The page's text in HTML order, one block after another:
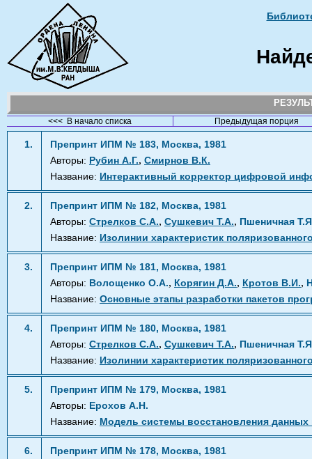
<<< В начало списка Предыдущая порция
1.
Препринт ИПМ № 183, Москва, 1981
Авторы: Рубин А.Г., Смирнов В.К.
Название: Интерактивный корректор цифровой
2.
Препринт ИПМ № 182, Москва, 1981
Авторы: Стрелков С.А., Сушкевич Т.А., Пшеничная
Название: Изолинии характеристик
3.
Препринт ИПМ № 181, Москва, 1981
Авторы: Волощенко О.А., Корягин Д.А., Кротов В.И.,
Название: Основные этапы разработки пакетов
4.
Препринт ИПМ № 180, Москва, 1981
Авторы: Стрелков С.А., Сушкевич Т.А., Пшеничная
Название: Изолинии характеристик
5.
Препринт ИПМ № 179, Москва, 1981
Авторы: Ерохов А.Н.
Название: Модель системы восстановления
6.
Препринт ИПМ № 178, Москва, 1981